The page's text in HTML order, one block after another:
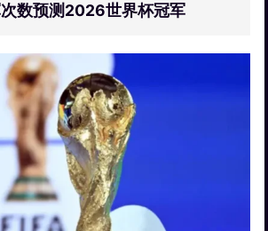
数预测2026世界杯冠军